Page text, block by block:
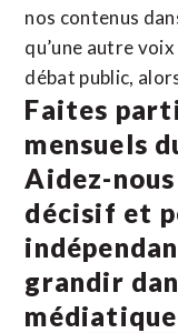
nos contenus
qu’une autre
débat public,
Faites
mensuels
Aidez-
décisif et
grandir